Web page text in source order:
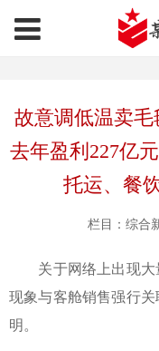
故意调低温卖毛
去年盈利227亿
托运、餐
栏目：综合
关于网络上出现大
现象与客舱销售强行
明。